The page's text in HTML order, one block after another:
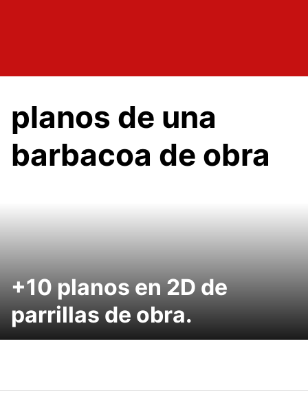
planos de una
barbacoa de obra
+10 planos en 2D de
parrillas de obra.